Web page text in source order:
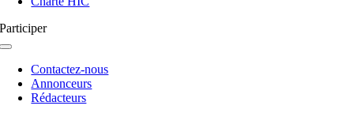
Participer
Navigation
basculeContactez-nous
Annonceurs
Rédacteurs